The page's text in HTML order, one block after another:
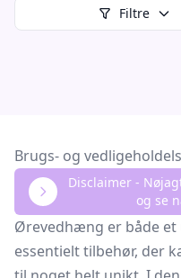
Filtre
Brugs- og
Disclaimer -
og se
Ørevedhæng er både
essentielt tilbehør, der